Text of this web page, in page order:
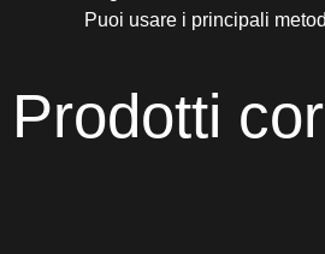
Puoi usare i principali
Prodotti